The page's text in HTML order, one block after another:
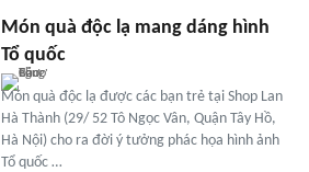
Món quà độc lạ mang dáng hình
Tổ quốc
Món quà độc lạ được các bạn trẻ tại Shop Lan
Hà Thành (29/ 52 Tô Ngọc Vân, Quận Tây Hồ,
Hà Nội) cho ra đời ý tưởng phác họa hình ảnh
Tổ quốc …